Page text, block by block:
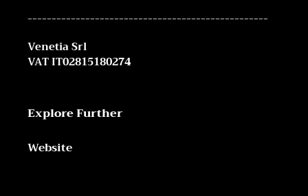
--------------------------------------------------
Venetia Srl
VAT IT02815180274
Explore Further
Website